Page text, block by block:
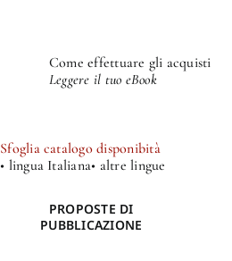
Come effettuare gli acquisti
Leggere il tuo eBook
Sfoglia catalogo disponibità
• lingua Italiana• altre lingue
PROPOSTE DI
PUBBLICAZIONE